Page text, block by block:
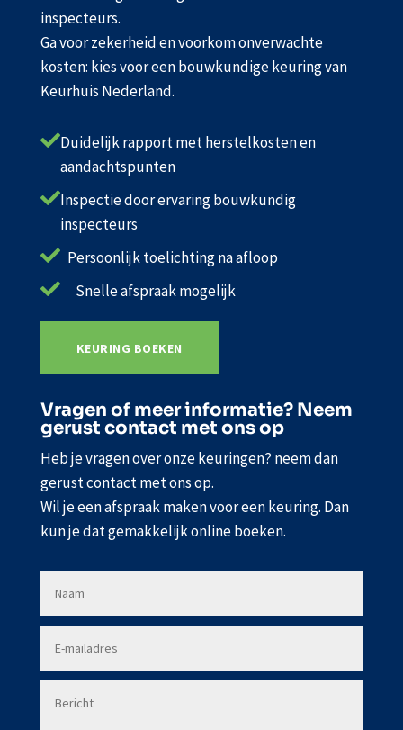
inspecteurs.
Ga voor zekerheid en voorkom onverwachte
kosten: kies voor een bouwkundige keuring van
Keurhuis Nederland.
Duidelijk rapport met herstelkosten en
aandachtspunten
Inspectie door ervaring bouwkundig
inspecteurs
 Persoonlijk toelichting na afloop

Snelle afspraak mogelijk
KEURING BOEKEN
Vragen of meer informatie? Neem
gerust contact met ons op
Heb je vragen over onze keuringen? neem dan
gerust contact met ons op.
Wil je een afspraak maken voor een keuring. Dan
kun je dat gemakkelijk online boeken.